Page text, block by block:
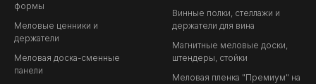
формы
Меловые ценники и
держатели
Меловая доска-сменные
панели
Винные полки, стеллажи и
держатели для вина
Магнитные меловые доски,
штендеры, стойки
Меловая пленка "Премиум" на